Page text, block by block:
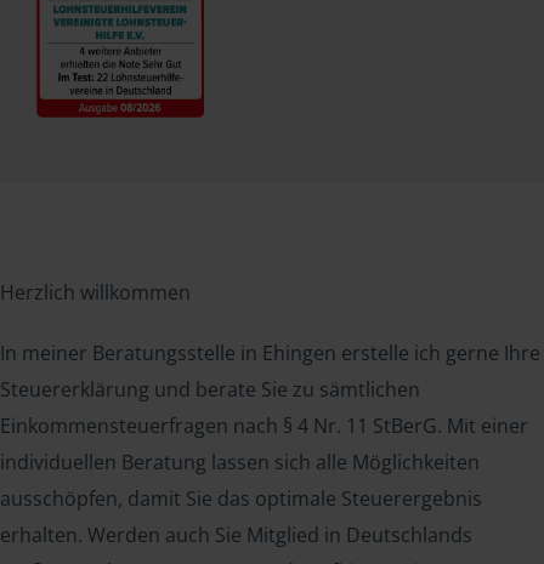
Herzlich willkommen
In meiner Beratungsstelle in Ehingen erstelle ich gerne Ihre
Steuererklärung und berate Sie zu sämtlichen
Einkommensteuerfragen nach § 4 Nr. 11 StBerG. Mit einer
individuellen Beratung lassen sich alle Möglichkeiten
ausschöpfen, damit Sie das optimale Steuerergebnis
erhalten. Werden auch Sie Mitglied in Deutschlands